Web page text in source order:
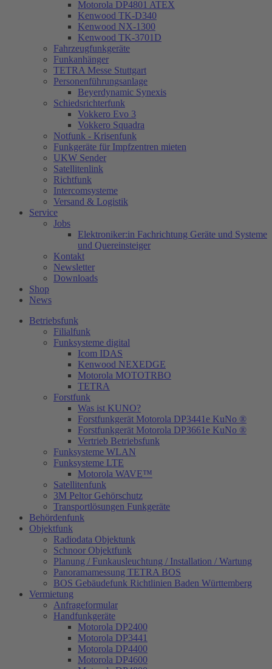
Motorola DP4801 ATEX
Kenwood TK-D340
Kenwood NX-1300
Kenwood TK-3701D
Fahrzeugfunkgeräte
Funkanhänger
TETRA Messe Stuttgart
Personenführungsanlage
Beyerdynamic Synexis
Schiedsrichterfunk
Vokkero Evo 3
Vokkero Squadra
Notfunk - Krisenfunk
Funkgeräte für Impfzentren mieten
UKW Sender
Satellitenlink
Richtfunk
Intercomsysteme
Versand & Logistik
Service
Jobs
Elektroniker:in Fachrichtung Geräte und Systeme
und Quereinsteiger
Kontakt
Newsletter
Downloads
Shop
News
Betriebsfunk
Filialfunk
Funksysteme digital
Icom IDAS
Kenwood NEXEDGE
Motorola MOTOTRBO
TETRA
Forstfunk
Was ist KUNO?
Forstfunkgerät Motorola DP3441e KuNo ®
Forstfunkgerät Motorola DP3661e KuNo ®
Vertrieb Betriebsfunk
Funksysteme WLAN
Funksysteme LTE
Motorola WAVE™
Satellitenfunk
3M Peltor Gehörschutz
Transportlösungen Funkgeräte
Behördenfunk
Objektfunk
Radiodata Objektunk
Schnoor Objektfunk
Planung / Funkausleuchtung / Installation / Wartung
Panoramamessung TETRA BOS
BOS Gebäudefunk Richtlinien Baden Württemberg
Vermietung
Anfrageformular
Handfunkgeräte
Motorola DP2400
Motorola DP3441
Motorola DP4400
Motorola DP4600